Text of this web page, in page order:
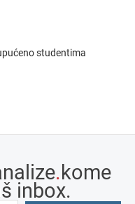
studentima
.kome
inbox.